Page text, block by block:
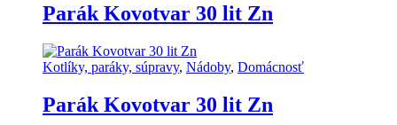
Parák Kovotvar 30 lit Zn
Kotlíky, paráky, súpravy, Nádoby, Domácnosť
Parák Kovotvar 30 lit Zn